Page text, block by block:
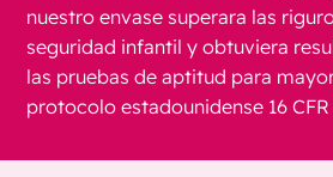
nuestro envase superara las
seguridad infantil y obtuviera
las pruebas de aptitud para
protocolo estadounidense 16 CFR